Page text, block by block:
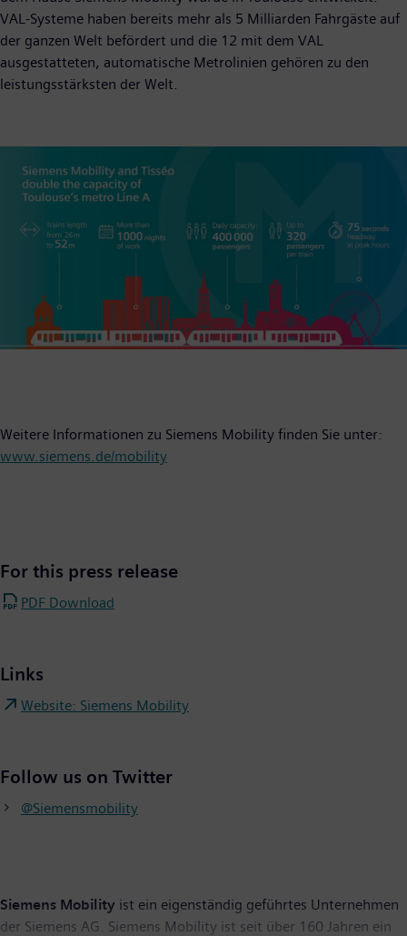
VAL-Systeme haben bereits mehr als 5 Milliarden Fahrgäste auf
der ganzen Welt befördert und die 12 mit dem VAL
ausgestatteten, automatische Metrolinien gehören zu den
leistungsstärksten der Welt.
Weitere Informationen zu Siemens Mobility finden Sie unter:
www.siemens.de/mobility
For this press release
PDF Download
Links
Website: Siemens Mobility
Follow us on Twitter
@Siemensmobility
Siemens Mobility ist ein eigenständig geführtes Unternehmen
der Siemens AG. Siemens Mobility ist seit über 160 Jahren ein